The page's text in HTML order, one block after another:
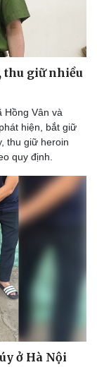
thu giữ nhiều
Hồng Vân và
hiện, bắt giữ
thu giữ heroin
quy định.
ở Hà Nội